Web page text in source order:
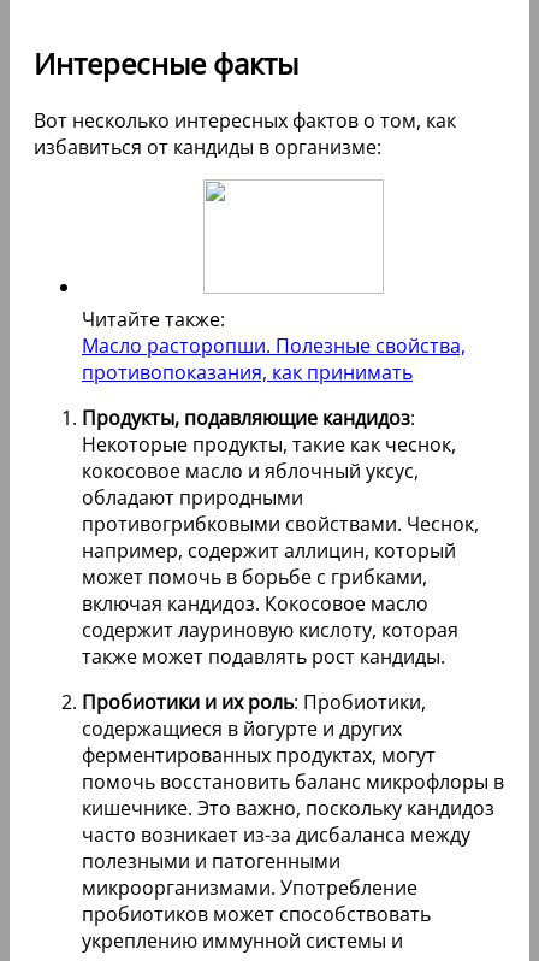
Интересные факты
Вот несколько интересных фактов о том, как
избавиться от кандиды в организме:
Читайте также:
Масло расторопши. Полезные свойства,
противопоказания, как принимать
Продукты, подавляющие кандидоз:
Некоторые продукты, такие как чеснок,
кокосовое масло и яблочный уксус,
обладают природными
противогрибковыми свойствами. Чеснок,
например, содержит аллицин, который
может помочь в борьбе с грибками,
включая кандидоз. Кокосовое масло
содержит лауриновую кислоту, которая
также может подавлять рост кандиды.
Пробиотики и их роль: Пробиотики,
содержащиеся в йогурте и других
ферментированных продуктах, могут
помочь восстановить баланс микрофлоры в
кишечнике. Это важно, поскольку кандидоз
часто возникает из-за дисбаланса между
полезными и патогенными
микроорганизмами. Употребление
пробиотиков может способствовать
укреплению иммунной системы и